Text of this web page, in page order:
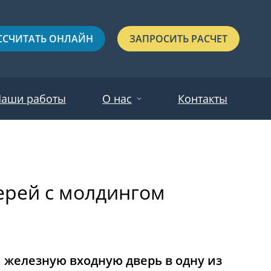
ОНЛАЙН ЗАПРОСИТЬ РАСЧЕТ
Зеленые
работы О нас Контакты
с молдингом
железную входную дверь в одну из